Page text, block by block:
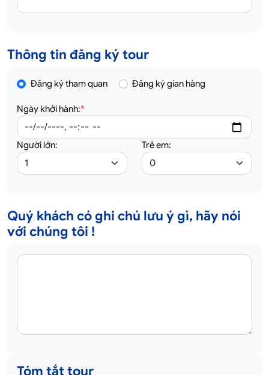
Thông tin đăng ký tour
Đăng ký tham quan Đăng ký gian hàng
Ngày khởi hành:*
Người lớn: Trẻ em:
Quý khách có ghi chú lưu ý gì, hãy nói
với chúng tôi !
Tóm tắt tour